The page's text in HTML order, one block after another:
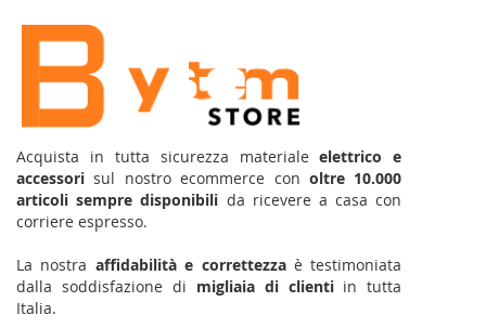
Acquista in tutta sicurezza materialeelettrico e
accessori sul nostro ecommerce con oltre 10.000
articoli sempre disponibili da ricevere a casa con
corriere espresso.
La nostra affidabilità e correttezzaè testimoniata
dalla soddisfazione di migliaia di clientiin tutta
Italia.